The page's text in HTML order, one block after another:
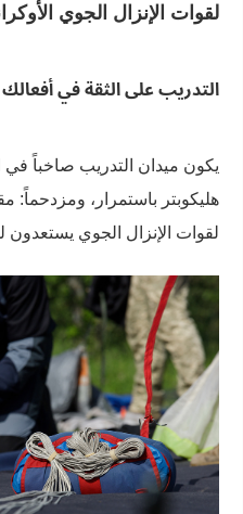
لقوات الإنزال الجوي
التدريب على الثقة في أفعالك
يكون ميدان التدريب صاخباً
هليكوبتر باستمرار، ومزدحماً:
لقوات الإنزال الجوي يستعدون